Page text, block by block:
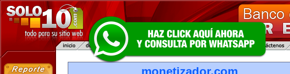
monetizador.com